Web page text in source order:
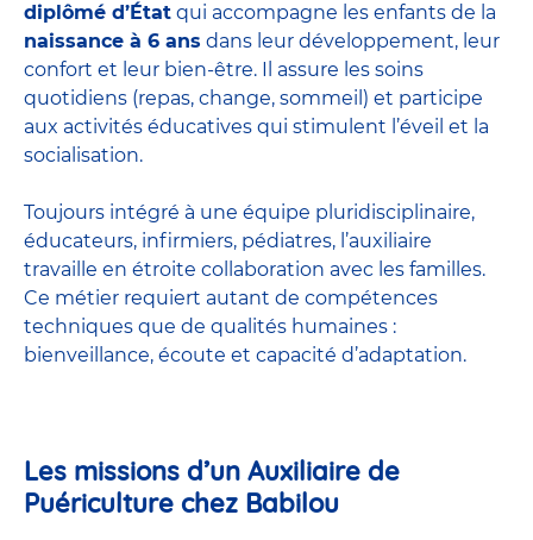
diplômé d’État qui accompagne les enfants de la
naissance à 6 ans dans leur développement, leur
confort et leur bien-être. Il assure les soins
quotidiens (repas, change, sommeil) et participe
aux activités éducatives qui stimulent l’éveil et la
socialisation.
Toujours intégré à une équipe pluridisciplinaire,
éducateurs, infirmiers, pédiatres, l’auxiliaire
travaille en étroite collaboration avec les familles.
Ce métier requiert autant de compétences
techniques que de qualités humaines :
bienveillance, écoute et capacité d’adaptation.
Les missions d’un Auxiliaire de
Puériculture chez Babilou